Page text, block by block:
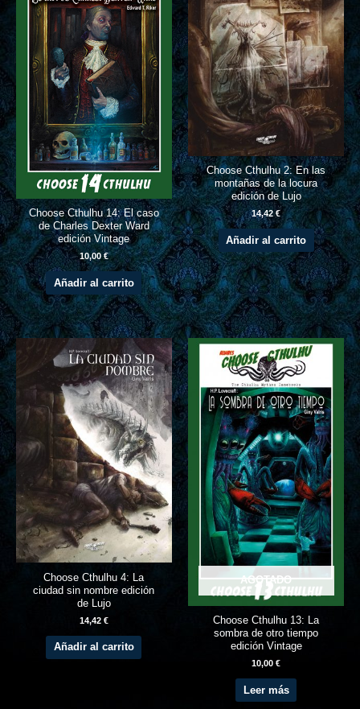
Choose Cthulhu 14: El caso
de Charles Dexter Ward
edición Vintage
10,00€
Añadir al carrito
Choose Cthulhu 2: En las
montañas de la locura
edición de Lujo
14,42€
Añadir al carrito
Choose Cthulhu 4: La
ciudad sin nombre edición
de Lujo
14,42 €
Añadir al carrito
AGOTADO
Choose Cthulhu 13: La
sombra de otro tiempo
edición Vintage
10,00€
Leer más